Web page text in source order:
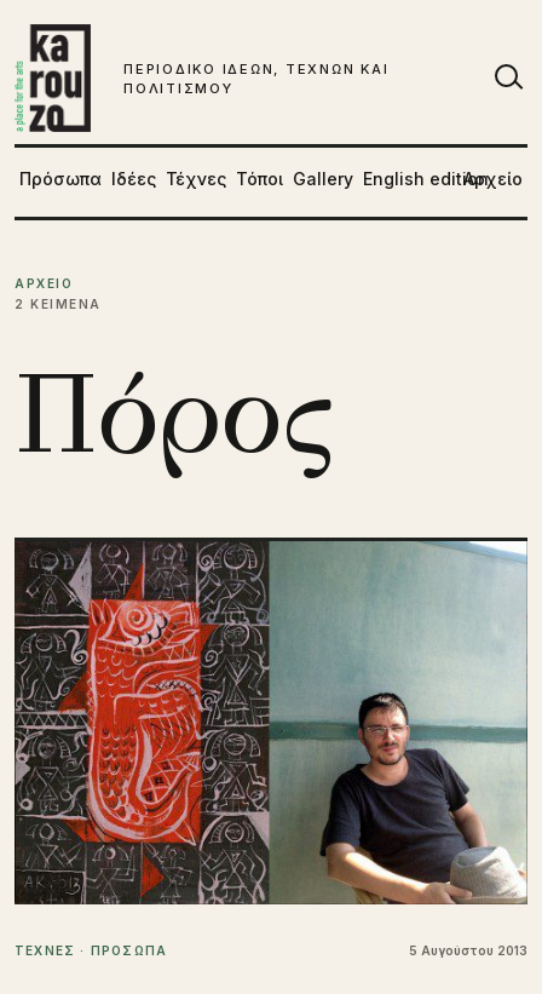
ΠΕΡΙΟΔΙΚΟ ΙΔΕΩΝ, ΤΕΧΝΩΝ ΚΑΙ
ΠΟΛΙΤΙΣΜΟΥ
Πρόσωπα Ιδέες Τέχνες Τόποι Gallery English editionΑρχείο
ΑΡΧΕΙΟ
2 ΚΕΙΜΕΝΑ
Πόρος
ΤΕΧΝΕΣ · ΠΡΟΣΩΠΑ 5 Αυγούστου 2013